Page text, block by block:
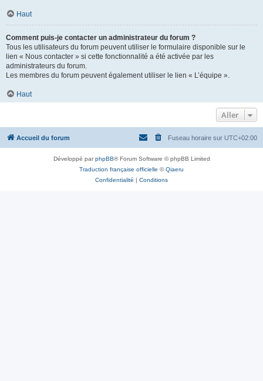
Haut
Comment puis-je contacter un administrateur du forum ?
Tous les utilisateurs du forum peuvent utiliser le formulaire disponible sur le
lien « Nous contacter » si cette fonctionnalité a été activée par les
administrateurs du forum.
Les membres du forum peuvent également utiliser le lien « L’équipe ».
Haut
Aller
Accueil du forum Fuseau horaire sur UTC+02:00
Développé parphpBB® Forum Software © phpBB Limited
Traduction française officielle ©Qiaeru
Confidentialité | Conditions